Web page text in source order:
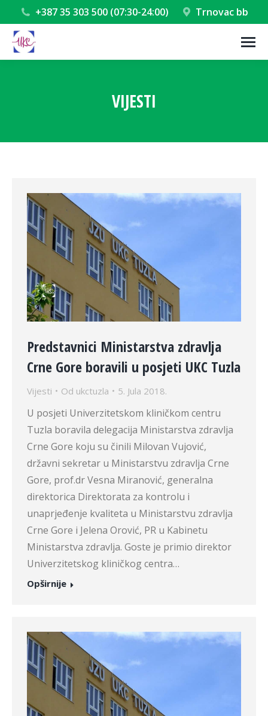
+387 35 303 500 (07:30-24:00) Trnovac bb
VIJESTI
Predstavnici Ministarstva zdravlja
Crne Gore boravili u posjeti UKC Tuzla
Vijesti Od ukctuzla 5. Jula 2018.
U posjeti Univerzitetskom kliničkom centru
Tuzla boravila delegacija Ministarstva zdravlja
Crne Gore koju su činili Milovan Vujović,
državni sekretar u Ministarstvu zdravlja Crne
Gore, prof.dr Vesna Miranović, generalna
direktorica Direktorata za kontrolu i
unaprjeđenje kvaliteta u Ministarstvu zdravlja
Crne Gore i Jelena Orović, PR u Kabinetu
Ministarstva zdravlja. Goste je primio direktor
Univerzitetskog kliničkog centra…
Opširnije